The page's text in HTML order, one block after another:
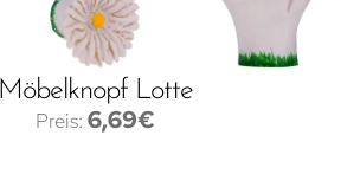
Möbelknopf Lotte
6,69€